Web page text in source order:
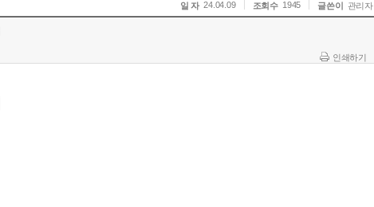
일 자 24.04.09 조회수 1945 글쓴이 관리자
인쇄하기